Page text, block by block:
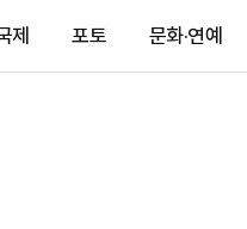
제 포토 문화·연예